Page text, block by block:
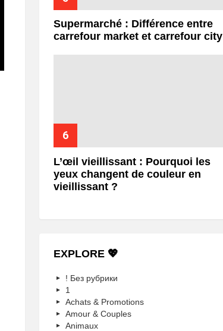
Supermarché : Différence entre
carrefour market et carrefour city
L’œil vieillissant : Pourquoi les
yeux changent de couleur en
vieillissant ?
EXPLORE 💖
! Без рубрики
1
Achats & Promotions
Amour & Couples
Animaux